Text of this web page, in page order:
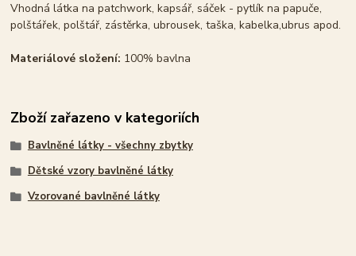
Vhodná látka na patchwork, kapsář, sáček - pytlík na papuče,
polštářek, polštář, zástěrka, ubrousek, taška, kabelka,ubrus apod.
Materiálové složení: 100% bavlna
Zboží zařazeno v kategoriích
Bavlněné látky - všechny zbytky
Dětské vzory bavlněné látky
Vzorované bavlněné látky